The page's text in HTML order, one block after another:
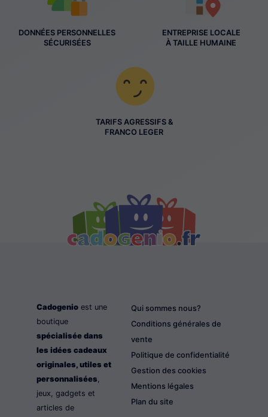
DONNÉES PERSONNELLES
SÉCURISÉES
ENTREPRISE LOCALE
À TAILLE HUMAINE
TARIFS AGRESSIFS &
FRANCO LEGER
Cadogenio est une
boutique
spécialisée dans
les idées cadeaux
originales, utiles et
personnalisées,
jeux, gadgets et
articles de
Qui sommes nous?
Conditions générales de
vente
Politique de confidentialité
Gestion des cookies
Mentions légales
Plan du site